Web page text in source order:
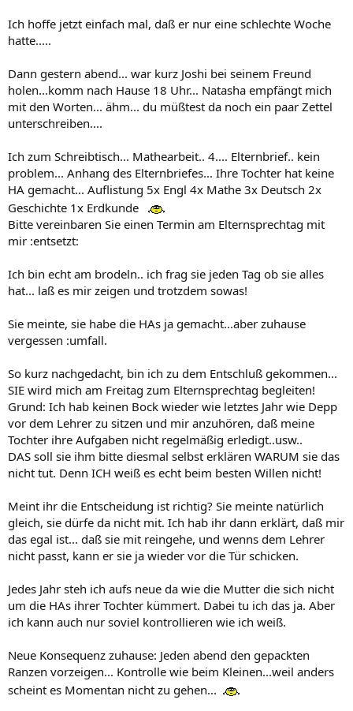
Ich hoffe jetzt einfach mal, daß er nur eine schlechte Woche
hatte.....
Dann gestern abend... war kurz Joshi bei seinem Freund
holen...komm nach Hause 18 Uhr... Natasha empfängt mich
mit den Worten... ähm... du müßtest da noch ein paar Zettel
unterschreiben....
Ich zum Schreibtisch... Mathearbeit.. 4.... Elternbrief.. kein
problem... Anhang des Elternbriefes... Ihre Tochter hat keine
HA gemacht... Auflistung 5x Engl 4x Mathe 3x Deutsch 2x
Geschichte 1x Erdkunde
Bitte vereinbaren Sie einen Termin am Elternsprechtag mit
mir :entsetzt:
Ich bin echt am brodeln.. ich frag sie jeden Tag ob sie alles
hat... laß es mir zeigen und trotzdem sowas!
Sie meinte, sie habe die HAs ja gemacht...aber zuhause
vergessen :umfall.
So kurz nachgedacht, bin ich zu dem Entschluß gekommen...
SIE wird mich am Freitag zum Elternsprechtag begleiten!
Grund: Ich hab keinen Bock wieder wie letztes Jahr wie Depp
vor dem Lehrer zu sitzen und mir anzuhören, daß meine
Tochter ihre Aufgaben nicht regelmäßig erledigt..usw..
DAS soll sie ihm bitte diesmal selbst erklären WARUM sie das
nicht tut. Denn ICH weiß es echt beim besten Willen nicht!
Meint ihr die Entscheidung ist richtig? Sie meinte natürlich
gleich, sie dürfe da nicht mit. Ich hab ihr dann erklärt, daß mir
das egal ist... daß sie mit reingehe, und wenns dem Lehrer
nicht passt, kann er sie ja wieder vor die Tür schicken.
Jedes Jahr steh ich aufs neue da wie die Mutter die sich nicht
um die HAs ihrer Tochter kümmert. Dabei tu ich das ja. Aber
ich kann auch nur soviel kontrollieren wie ich weiß.
Neue Konsequenz zuhause: Jeden abend den gepackten
Ranzen vorzeigen... Kontrolle wie beim Kleinen...weil anders
scheint es Momentan nicht zu gehen...